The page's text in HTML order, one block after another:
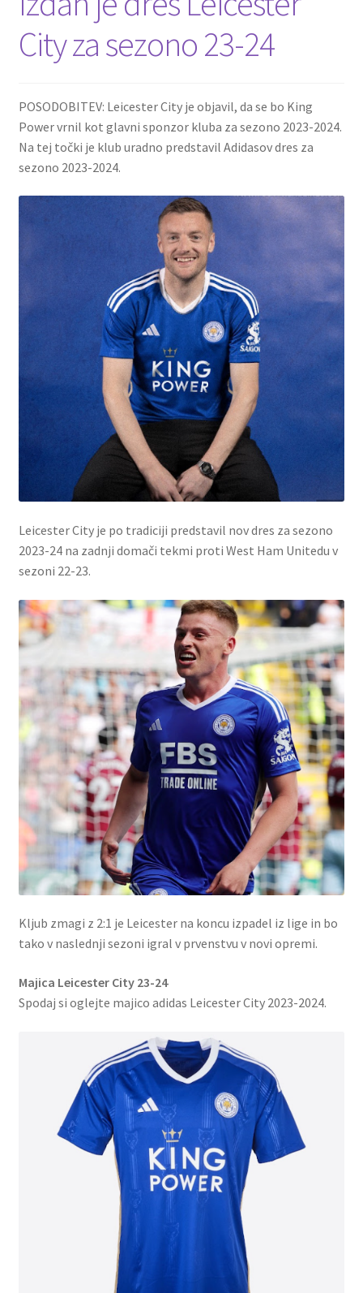
City za sezono 23-24
POSODOBITEV: Leicester City je objavil, da se bo King
Power vrnil kot glavni sponzor kluba za sezono 2023-2024.
Na tej točki je klub uradno predstavil Adidasov dres za
sezono 2023-2024.
Leicester City je po tradiciji predstavil nov dres za sezono
2023-24 na zadnji domači tekmi proti West Ham Unitedu v
sezoni 22-23.
Kljub zmagi z 2:1 je Leicester na koncu izpadel iz lige in bo
tako v naslednji sezoni igral v prvenstvu v novi opremi.
Majica Leicester City 23-24
Spodaj si oglejte majico adidas Leicester City 2023-2024.